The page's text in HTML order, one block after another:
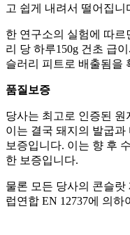
고 쉽게 내려서 떨어집니
한 연구소의 실험에 따
리 당 하루150g 건초 급
슬러리 피트로 배출됨을
품질보증
당사는 최고로 인증된
이는 결국 돼지의 발굽
보증입니다. 이는 향 후
한 보증입니다.
물론 모든 당사의 콘슬
럽연합 EN 12737에 의